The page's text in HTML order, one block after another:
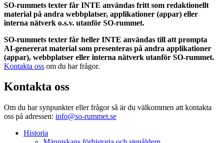
SO-rummets texter får INTE användas fritt som redaktionellt
material på andra webbplatser, applikationer (appar) eller
interna nätverk o.s.v. utanför SO-rummet.
SO-rummets texter får heller INTE användas till att prompta
AI-genererat material som presenteras på andra applikationer
(appar), webbplatser eller interna nätverk utanför SO-rummet.
Kontakta oss om du har frågor.
Kontakta oss
Om du har synpunkter eller frågor så är du välkommen att kontakta
oss på adressen: info@so-rummet.se
Historia